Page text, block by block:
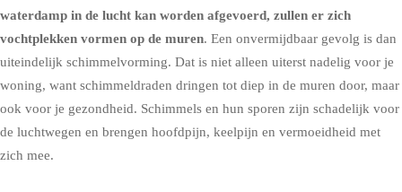
waterdamp in de lucht kan worden afgevoerd, zullen er zich
vochtplekken vormen op de muren. Een onvermijdbaar gevolg is dan
uiteindelijk schimmelvorming. Dat is niet alleen uiterst nadelig voor je
woning, want schimmeldraden dringen tot diep in de muren door, maar
ook voor je gezondheid. Schimmels en hun sporen zijn schadelijk voor
de luchtwegen en brengen hoofdpijn, keelpijn en vermoeidheid met
zich mee.